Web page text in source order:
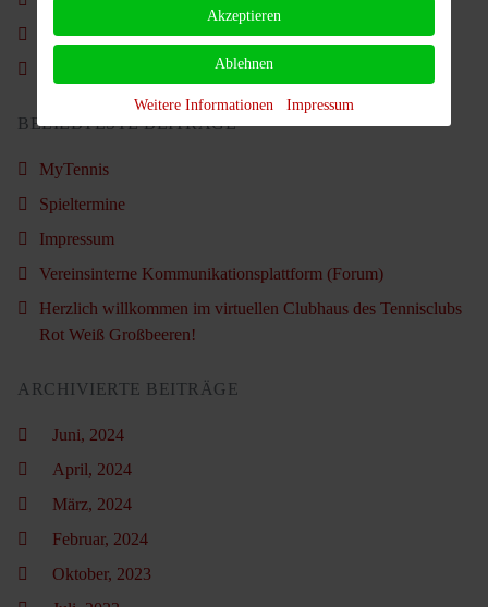
Verbandsmeisterin U 12 Feenia Kraus
Verbandsmeisterschaften der Jugend
BELIEBTESTE BEITRÄGE
MyTennis
Spieltermine
Impressum
Vereinsinterne Kommunikationsplattform (Forum)
Herzlich willkommen im virtuellen Clubhaus des Tennisclubs
Rot Weiß Großbeeren!
ARCHIVIERTE BEITRÄGE
Juni, 2024
April, 2024
März, 2024
Februar, 2024
Oktober, 2023
Akzeptieren
Ablehnen
Weitere Informationen Impressum